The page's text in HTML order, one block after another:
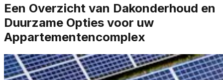
Een Overzicht van Dakonderhoud en
Duurzame Opties voor uw
Appartementencomplex